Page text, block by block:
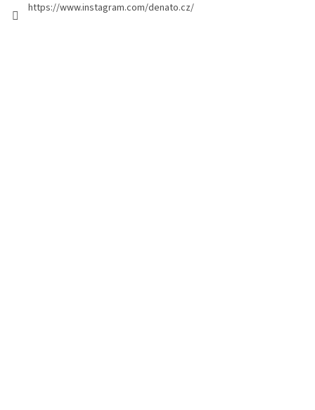
https://www.instagram.com/denato.cz/